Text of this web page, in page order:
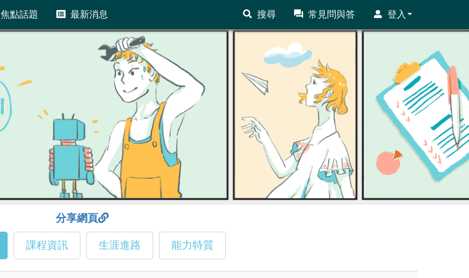
焦點話題 最新消息 搜尋 常見問與答 登入
分享網頁
課程資訊 生涯進路 能力特質